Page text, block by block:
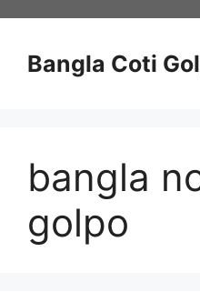
contentBangla Coti
bangla
golpo